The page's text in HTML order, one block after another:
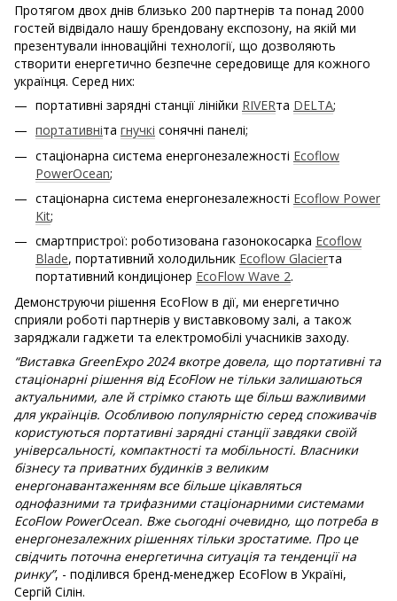
Протягом двох днів близько 200 партнерів та понад 2000
гостей відвідало нашу брендовану експозону, на якій ми
презентували інноваційні технології, що дозволяють
створити енергетично безпечне середовище для кожного
українця. Серед них:
портативні зарядні станції лінійки RIVERта DELTA;
портативніта гнучкі сонячні панелі;
стаціонарна система енергонезалежності Ecoflow
PowerOcean;
стаціонарна система енергонезалежності Ecoflow Power
Kit;
смартпристрої: роботизована газонокосарка Ecoflow
Blade, портативний холодильник Ecoflow Glacierта
портативний кондиціонер EcoFlow Wave 2.
Демонструючи рішення EcoFlow в дії, ми енергетично
сприяли роботі партнерів у виставковому залі, а також
заряджали гаджети та електромобілі учасників заходу.
“Виставка GreenExpo 2024 вкотре довела, що портативні та
стаціонарні рішення від EcoFlow не тільки залишаються
актуальними, але й стрімко стають ще більш важливими
для українців. Особливою популярністю серед споживачів
користуються портативні зарядні станції завдяки своїй
універсальності, компактності та мобільності. Власники
бізнесу та приватних будинків з великим
енергонавантаженням все більше цікавляться
однофазними та трифазними стаціонарними системами
EcoFlow PowerOceаn. Вже сьогодні очевидно, що потреба в
енергонезалежних рішеннях тільки зростатиме. Про це
свідчить поточна енергетична ситуація та тенденції на
ринку”, - поділився бренд-менеджер EcoFlow в Україні,
Сергій Сілін.